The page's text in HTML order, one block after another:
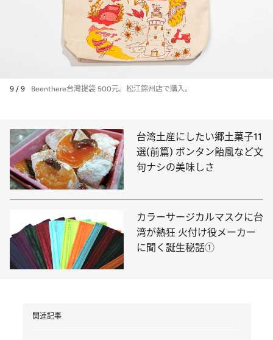
9 / 9 Beenthere台灣提袋 500元。松江錦州店で購入。
台湾土産にしたい郷土菓子11
選(前篇) ボンタン飴風など文
句ナシの美味しさ
カラーサージカルマスクに台
湾が熱狂 火付け役メーカー
に聞く誕生秘話①
関連記事